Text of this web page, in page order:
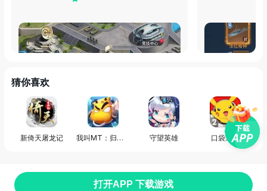
这个主界面一下就让我魂穿当年玩红警的时
候了，还挺好的
发布于30天前
爆率还挺高的，
发布于30天前
猜你喜欢
新倚天屠龙记 我叫MT：归来（原版） 守望英雄 口袋逆袭
打开APP 下载游戏